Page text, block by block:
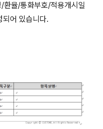
환율/통화부호/적용개시일
어 있습니다.